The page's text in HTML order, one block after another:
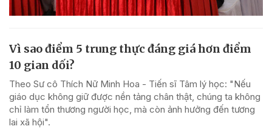
Vì sao điểm 5 trung thực đáng giá hơn điểm
10 gian dối?
Theo Sư cô Thích Nữ Minh Hoa - Tiến sĩ Tâm lý học: "Nếu
giáo dục không giữ được nền tảng chân thật, chúng ta không
chỉ làm tổn thương người học, mà còn ảnh hưởng đến tương
lai xã hội".